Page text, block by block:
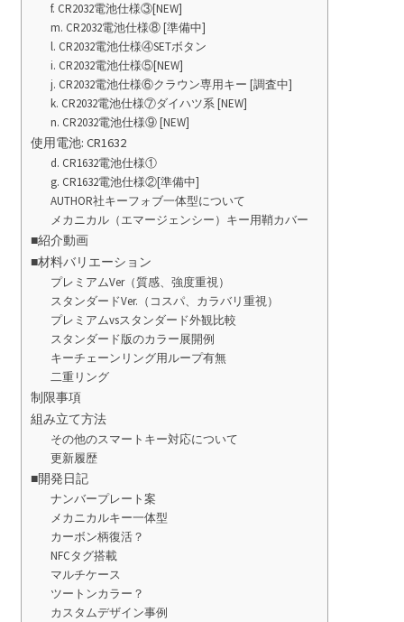
f. CR2032電池仕様③[NEW]
m. CR2032電池仕様⑧ [準備中]
l. CR2032電池仕様④SETボタン
i. CR2032電池仕様⑤[NEW]
j. CR2032電池仕様⑥クラウン専用キー [調査中]
k. CR2032電池仕様⑦ダイハツ系 [NEW]
n. CR2032電池仕様⑨ [NEW]
使用電池: CR1632
d. CR1632電池仕様①
g. CR1632電池仕様②[準備中]
AUTHOR社キーフォブ一体型について
メカニカル（エマージェンシー）キー用鞘カバー
■紹介動画
■材料バリエーション
プレミアムVer（質感、強度重視）
スタンダードVer.（コスパ、カラバリ重視）
プレミアムvsスタンダード外観比較
スタンダード版のカラー展開例
キーチェーンリング用ループ有無
二重リング
制限事項
組み立て方法
その他のスマートキー対応について
更新履歴
■開発日記
ナンバープレート案
メカニカルキー一体型
カーボン柄復活？
NFCタグ搭載
マルチケース
ツートンカラー？
カスタムデザイン事例